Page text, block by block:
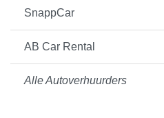
SnappCar
AB Car Rental
Alle Autoverhuurders